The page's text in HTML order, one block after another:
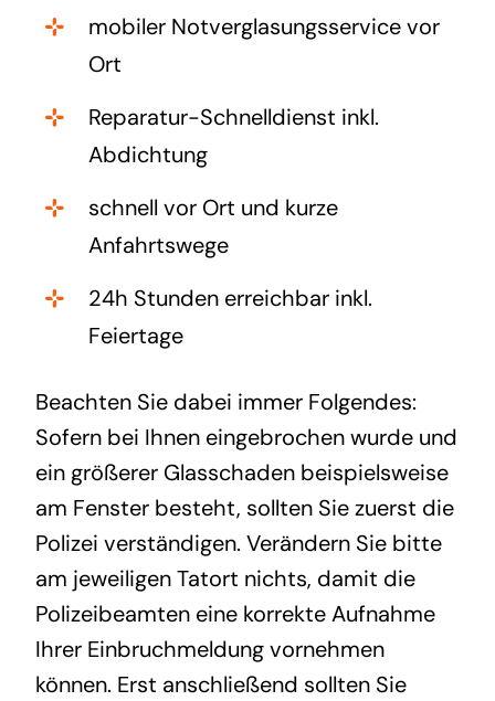
mobiler Notverglasungsservice vor
Ort
Reparatur-Schnelldienst inkl.
Abdichtung
schnell vor Ort und kurze
Anfahrtswege
24h Stunden erreichbar inkl.
Feiertage
Beachten Sie dabei immer Folgendes:
Sofern bei Ihnen eingebrochen wurde und
ein größerer Glasschaden beispielsweise
am Fenster besteht, sollten Sie zuerst die
Polizei verständigen. Verändern Sie bitte
am jeweiligen Tatort nichts, damit die
Polizeibeamten eine korrekte Aufnahme
Ihrer Einbruchmeldung vornehmen
können. Erst anschließend sollten Sie